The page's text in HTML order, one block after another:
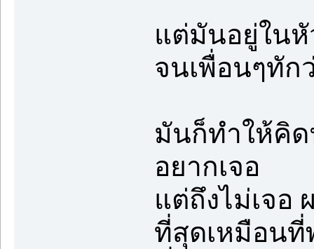
แต่มันอยู่ในหั
จนเพื่อนๆทัก
มันก็ทำให้คิด
อยากเจอ
แต่ถึงไม่เจอ
ที่สุดเหมือนที่